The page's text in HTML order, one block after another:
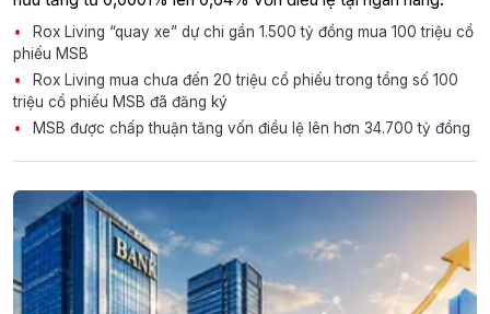
Rox Living “quay xe” dự chi gần 1.500 tỷ đồng mua 100 triệu cổ
phiếu MSB
Rox Living mua chưa đến 20 triệu cổ phiếu trong tổng số 100
triệu cổ phiếu MSB đã đăng ký
MSB được chấp thuận tăng vốn điều lệ lên hơn 34.700 tỷ đồng